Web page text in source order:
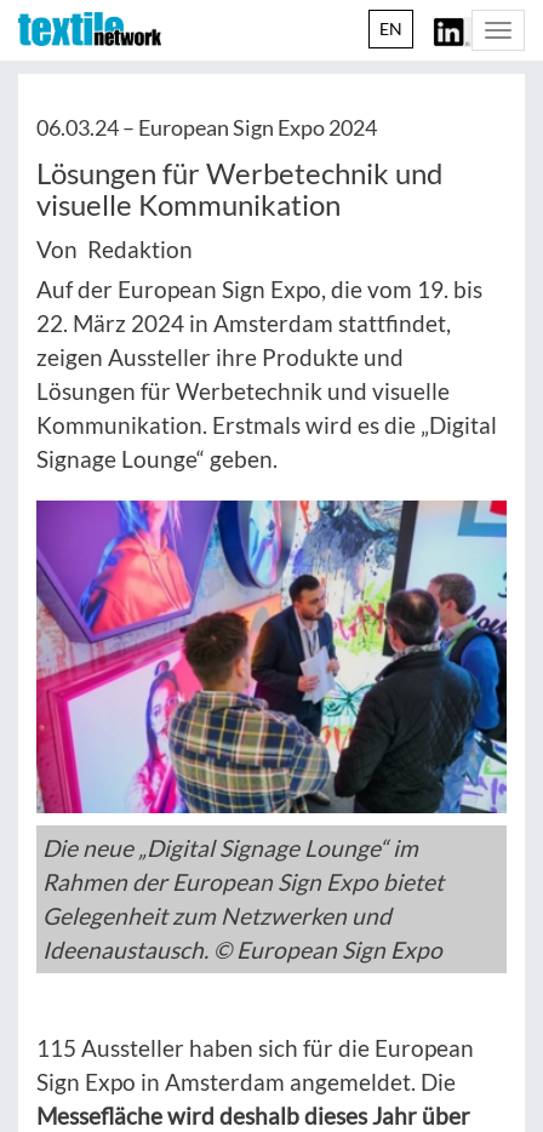
EN
06.03.24 – European Sign Expo 2024
Lösungen für Werbetechnik und
visuelle Kommunikation
Von Redaktion
Auf der European Sign Expo, die vom 19. bis
22. März 2024 in Amsterdam stattfindet,
zeigen Aussteller ihre Produkte und
Lösungen für Werbetechnik und visuelle
Kommunikation. Erstmals wird es die „Digital
Signage Lounge“ geben.
Die neue „Digital Signage Lounge“ im
Rahmen der European Sign Expo bietet
Gelegenheit zum Netzwerken und
Ideenaustausch. © European Sign Expo
115 Aussteller haben sich für die European
Sign Expo in Amsterdam angemeldet. Die
Messefläche wird deshalb dieses Jahr über